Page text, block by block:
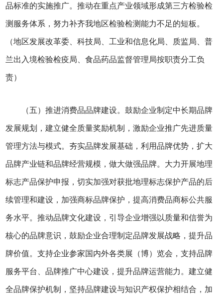
品标准的实施推广。推动在重点产业领域形成第三方检验检
测服务体系，努力补齐我地区检验检测能力不足的短板。
（地区发展改革委、科技局、工业和信息化局、质监局、普
兰出入境检验检疫局、食品药品监督管理局按职责分工负
责）
（五）推进消费品品牌建设。鼓励企业制定中长期品牌
发展规划，建立健全质量奖励机制，激励企业推广先进质量
管理方法与模式。夯实品牌发展基础，利用品牌优势，扩大
品牌产业链和品牌经营规模，做大做强品牌。大力开展地理
标志产品保护申报，切实加强对获批地理标志保护产品的后
续管理和建设，加强商标品牌保护，提高消费品商标公共服
务水平。推动品牌文化建设，引导企业增强以质量和信誉为
核心的品牌意识，鼓励企业合理制定品牌发展战略，提升品
牌价值。支持企业参家国内外各类展（博）览会，支持品牌
服务平台、品牌推广中心建设，提升品牌运营能力。建立健
全品牌保护机制，坚持品牌建设与知识产权保护相结合，加